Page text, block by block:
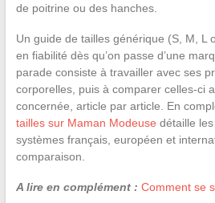
de poitrine ou des hanches.
Un guide de tailles générique (S, M, L
en fiabilité dès qu’on passe d’une
parade consiste à travailler avec ses
corporelles, puis à comparer celles-ci
concernée, article par article. En
tailles sur Maman Modeuse détaille
systèmes français, européen et
comparaison.
A lire en complément : Comment se